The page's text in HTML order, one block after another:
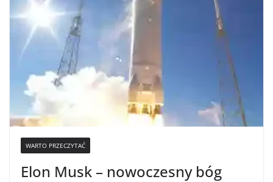
WARTO PRZECZYTAĆ
Elon Musk – nowoczesny bóg